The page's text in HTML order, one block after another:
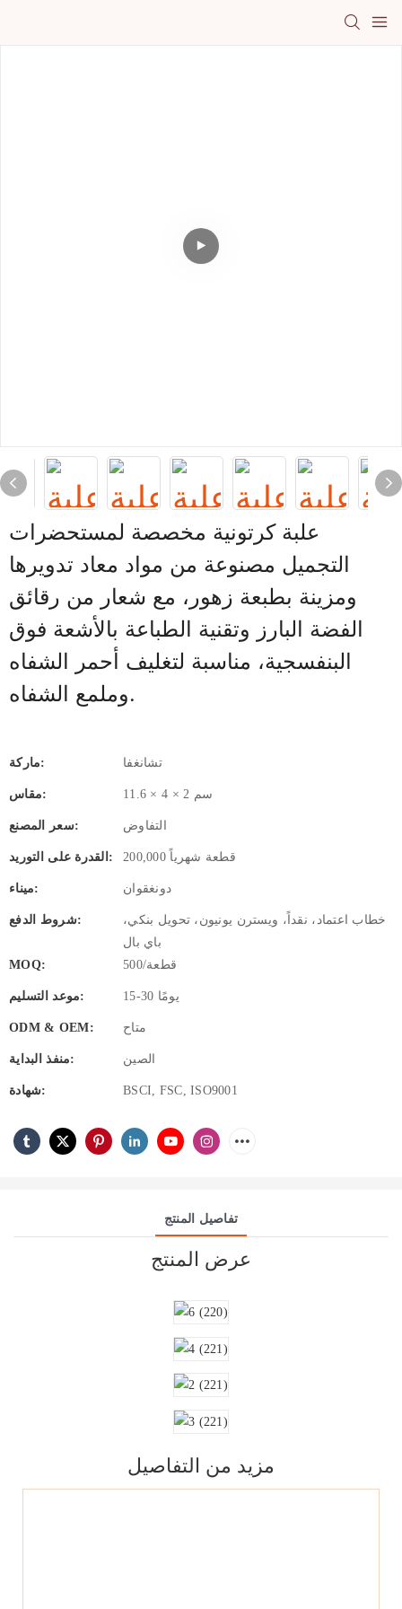
علبة كرتونية مخصصة لمستحضرات
التجميل مصنوعة من مواد معاد تدويرها
ومزينة بطبعة زهور، مع شعار من رقائق
الفضة البارز وتقنية الطباعة بالأشعة فوق
البنفسجية، مناسبة لتغليف أحمر الشفاه
وملمع الشفاه.
ماركة: تشانغفا
مقاس: 11.6 × 4 × 2 سم
سعر المصنع: التفاوض
القدرة على التوريد: 200,000 قطعة شهرياً
ميناء: دونغقوان
شروط الدفع:
خطاب اعتماد، نقداً، ويسترن يونيون، تحويل بنكي،
باي بال
MOQ:
500/قطعة
موعد التسليم: 15-30 يومًا
ODM & OEM: متاح
منفذ البداية: الصين
شهادة: BSCI, FSC, ISO9001
تفاصيل المنتج
عرض المنتج
مزيد من التفاصيل